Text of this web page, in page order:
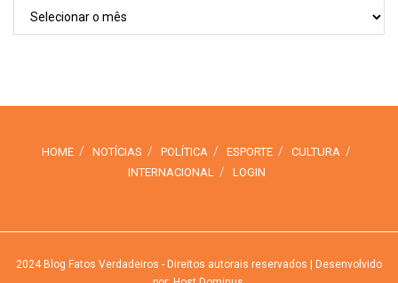
Arquivos
HOME NOTÍCIAS POLÍTICA ESPORTE
CULTURA
INTERNACIONAL
LOGIN
2024Blog Fatos Verdadeiros - Direitos autorais reservados | Desenvolvido